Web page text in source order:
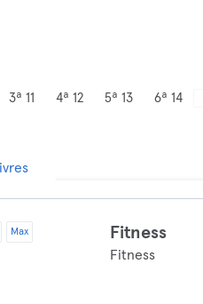
3ª 11 4ª 12 5ª 13 6ª 14
Max Fitness
Fitness